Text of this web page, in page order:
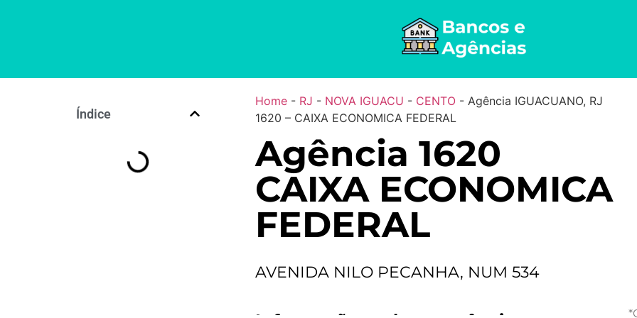
Índice
Home- RJ - NOVA IGUACU - CENTO- Agência IGUACUANO, RJ
1620 – CAIXA ECONOMICA FEDERAL
Agência 1620
CAIXA ECONOMICA
FEDERAL
AVENIDA NILO PECANHA, NUM 534